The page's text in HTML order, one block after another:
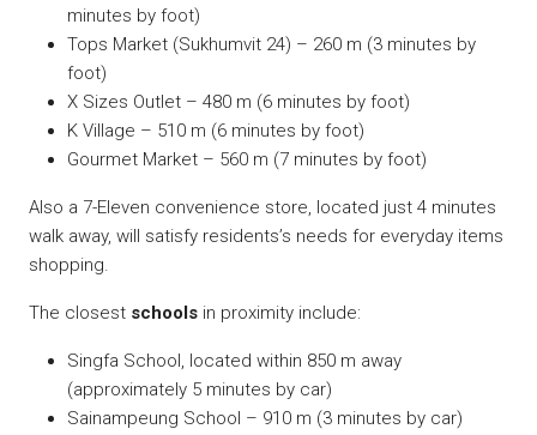
minutes by foot)
Tops Market (Sukhumvit 24) – 260 m (3 minutes by
foot)
X Sizes Outlet – 480 m (6 minutes by foot)
K Village – 510 m (6 minutes by foot)
Gourmet Market – 560 m (7 minutes by foot)
Also a 7-Eleven convenience store, located just 4 minutes
walk away, will satisfy residents’s needs for everyday items
shopping.
The closest schools in proximity include:
Singfa School, located within 850 m away
(approximately 5 minutes by car)
Sainampeung School – 910 m (3 minutes by car)